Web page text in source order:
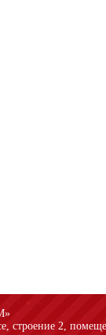
строение 2,